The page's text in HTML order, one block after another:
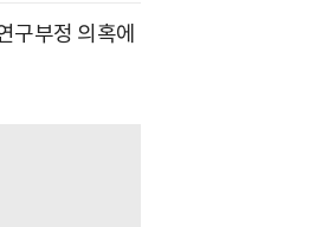
구부정 의혹에